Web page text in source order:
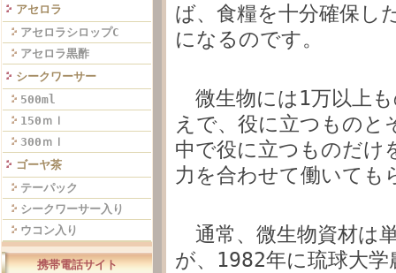
アセロラ
アセロラシロップC
アセロラ黒酢
シークワーサー
500ml
150ｍｌ
300ｍｌ
ゴーヤ茶
テーパック
シークワーサー入り
ウコン入り
携帯電話サイト
ば、食糧を十分確保し
になるのです。
微生物には1万以上
えで、役に立つものと
中で役に立つものだけ
力を合わせて働いても
通常、微生物資材は
が、1982年に琉球大